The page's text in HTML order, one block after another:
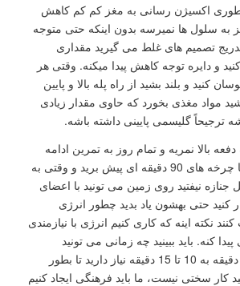
اکسیژن رسانی به مغز کم کم کاهش
به سلول ها نمیرسه بدون اینکه حتی متوجه
تصمیم های غلط می گیرید مقداری
و دایره توجه کاهش پیدا میکنه. وقتی هر
کنید و بلند بشید از راه پله بالا و پایین
مواد مغذی بخورد که حاوی مقدار زیادی
گلیسمی پایینی داشته باشه.
بالا نمریه و تمام روز به تمرین ادامه
می دید فقط کافیه با چرخه های 90 دقیقه ای پیش برید و وقتی به
جنازه نیفتید روی زمین می تونید با اعضای
کنید حتی بهشون یاد بدید چطور انرژی
نکته اینه که کاری کنیم انرژی با نیازمندی
کنه. باید ببینید چه زمانی می تونید
ریکاوری کنید هر 90 دقیقه به 10 تا 15 دقیقه نیاز دارید تا بطور
کار سختی نیست، ما باید فرهنگی ایجاد کنیم